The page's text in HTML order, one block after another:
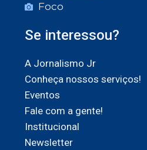
Foco
Se interessou?
A Jornalismo Jr
Conheça nossos serviços!
Eventos
Fale com a gente!
Institucional
Newsletter